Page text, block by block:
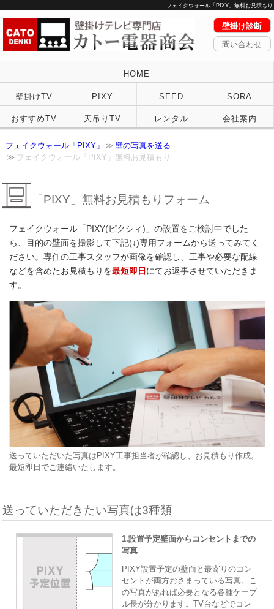
フェイクウォール「PIXY」無料お見積もり
壁掛け診断
問い合わせ
HOME
壁掛けTV PIXY SEED SORA
おすすめTV 天吊りTV レンタル 会社案内
フェイクウォール「PIXY」
壁の写真を送る
フェイクウォール「PIXY」無料お見積もり
「PIXY」無料お見積もりフォーム
フェイクウォール「PIXY(ピクシィ)」の設置をご検討中でした
ら、目的の壁面を撮影して下記(↓)専用フォームから送ってみてく
ださい。専任の工事スタッフが画像を確認し、工事や必要な配線
などを含めたお見積もりを最短即日 にてお返事させていただきま
す。
送っていただいた写真はPIXY工事担当者が確認し、お見積もり作成。
最短即日でご連絡いたします。
送っていただきたい写真は3種類
1.設置予定壁面からコンセントまでの
写真
PIXY設置予定の壁面と最寄りのコン
セントが両方おさまっている写真。こ
の写真があれば必要となる各種ケーブ
ル長が分かります。TV台などでコン